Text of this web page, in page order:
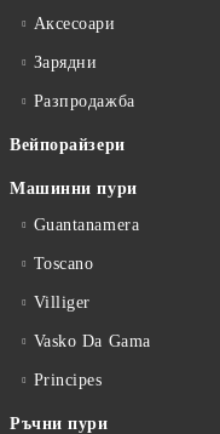
Аксесоари
Зарядни
Разпродажба
Вейпорайзери
Машинни пури
Guantanamera
Toscano
Villiger
Vasko Da Gama
Principes
Ръчни пури